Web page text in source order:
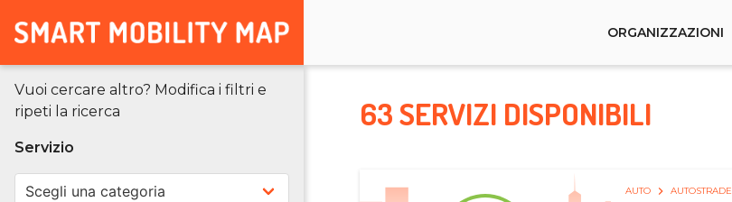
ORGANIZZAZIONI
Vuoi cercare altro? Modifica i filtri e
ripeti la ricerca
Servizio
63 SERVIZI DISPONIBILI
AUTO AUTOSTRADE